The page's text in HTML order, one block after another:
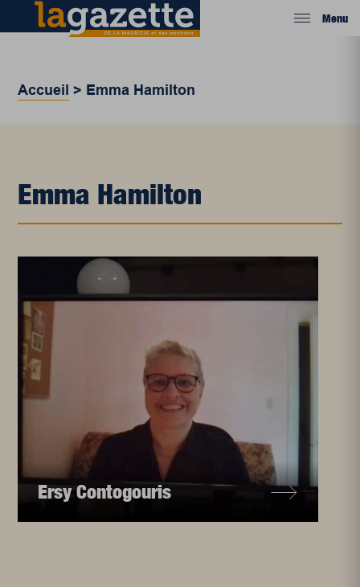
Menu
Accueil > Emma Hamilton
Emma Hamilton
Ersy Contogouris